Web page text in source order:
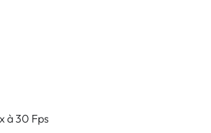
à 30 Fps